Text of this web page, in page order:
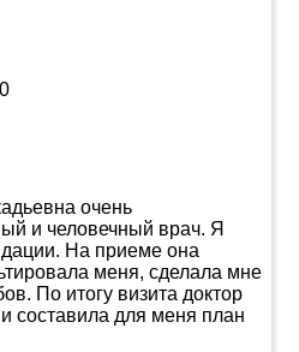
очень
и человечный врач. Я
На приеме она
меня, сделала мне
По итогу визита доктор
составила для меня план